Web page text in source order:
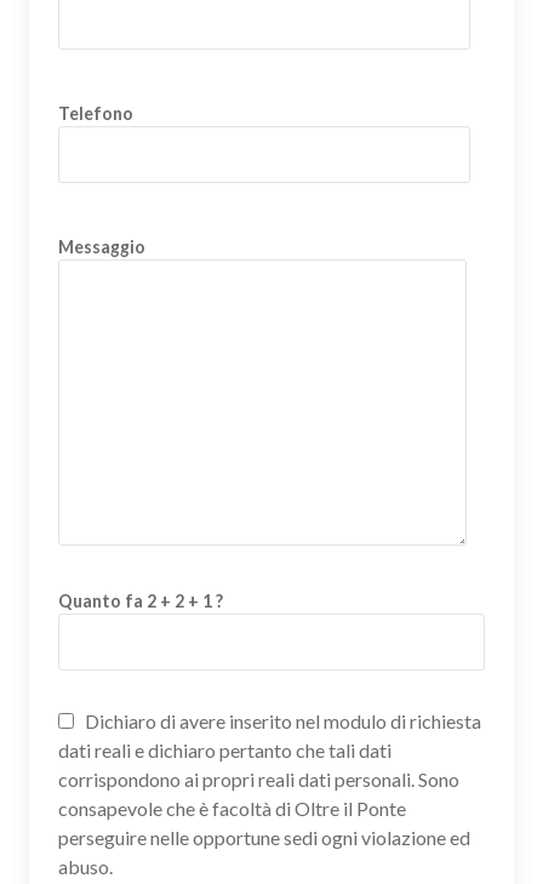
Telefono
Messaggio
Quanto fa 2 + 2 + 1 ?
Dichiaro di avere inserito nel modulo di richiesta
dati reali e dichiaro pertanto che tali dati
corrispondono ai propri reali dati personali. Sono
consapevole che è facoltà di Oltre il Ponte
perseguire nelle opportune sedi ogni violazione ed
abuso.